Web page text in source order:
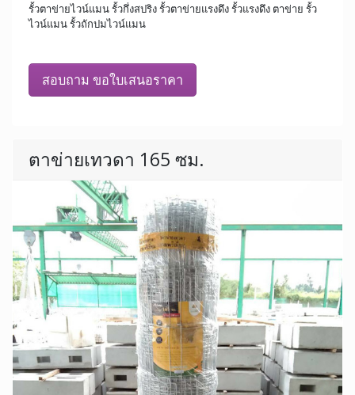
รั้วตาข่ายไวน์แมน รั้วกึ่งสปริง รั้วตาข่ายแรงดึง รั้วแรงดึง ตาข่าย รั้ว
ไวน์แมน รั้วถักปมไวน์แมน
สอบถาม ขอใบเสนอราคา
ตาข่ายเทวดา 165 ซม.